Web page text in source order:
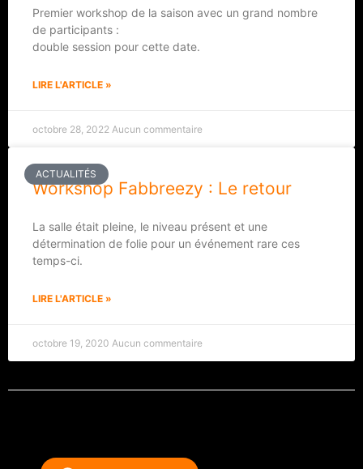
Premier workshop de la saison avec un grand nombre
de participants :
double session pour cette date.
LIRE L'ARTICLE »
octobre 28, 2022 Aucun commentaire
ACTUALITÉS
Workshop Fabbreezy : Le retour
La salle était pleine, le niveau présent et une
détermination de folie pour un événement rare ces
temps-ci.
LIRE L'ARTICLE »
octobre 19, 2020 Aucun commentaire